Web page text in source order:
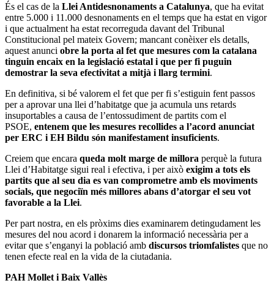
És el cas de la Llei Antidesnonaments a Catalunya, que ha evitat
entre 5.000 i 11.000 desnonaments en el temps que ha estat en vigor
i que actualment ha estat recorreguda davant del Tribunal
Constitucional pel mateix Govern; mancant conèixer els detalls,
aquest anunci obre la porta al fet que mesures com la catalana
tinguin encaix en la legislació estatal i que per fi puguin
demostrar la seva efectivitat a mitjà i llarg termini.
En definitiva, si bé valorem el fet que per fi s’estiguin fent passos
per a aprovar una llei d’habitatge que ja acumula uns retards
insuportables a causa de l’entossudiment de partits com el
PSOE, entenem que les mesures recollides a l’acord anunciat
per ERC i EH Bildu són manifestament insuficients.
Creiem que encara queda molt marge de millora perquè la futura
Llei d’Habitatge sigui real i efectiva, i per això exigim a tots els
partits que al seu dia es van comprometre amb els moviments
socials, que negociïn més millores abans d’atorgar el seu vot
favorable a la Llei.
Per part nostra, en els pròxims dies examinarem detingudament les
mesures del nou acord i donarem la informació necessària per a
evitar que s’enganyi la població amb discursos triomfalistes que no
tenen efecte real en la vida de la ciutadania.
PAH Mollet i Baix Vallès